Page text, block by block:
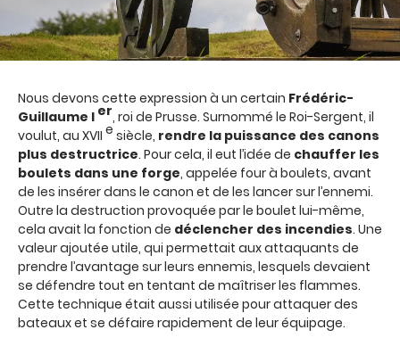
Nous devons cette expression à un certain Frédéric-
Guillaume I er, roi de Prusse. Surnommé le Roi-Sergent, il
voulut, au XVII e siècle, rendre la puissance des canons
plus destructrice. Pour cela, il eut l’idée de chauffer les
boulets dans une forge, appelée four à boulets, avant
de les insérer dans le canon et de les lancer sur l’ennemi.
Outre la destruction provoquée par le boulet lui-même,
cela avait la fonction de déclencher des incendies. Une
valeur ajoutée utile, qui permettait aux attaquants de
prendre l’avantage sur leurs ennemis, lesquels devaient
se défendre tout en tentant de maîtriser les flammes.
Cette technique était aussi utilisée pour attaquer des
bateaux et se défaire rapidement de leur équipage.